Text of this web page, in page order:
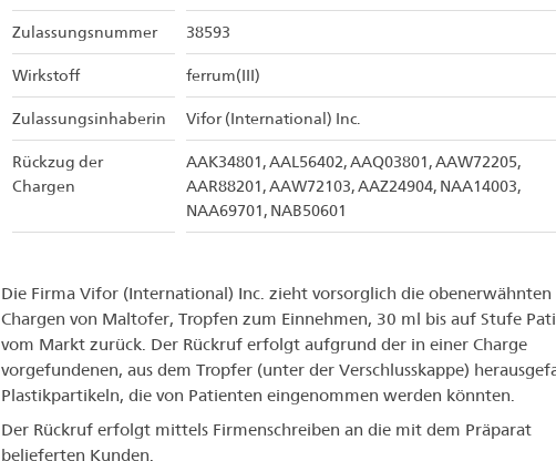
Zulassungsnummer 38593
Wirkstoff ferrum(III)
Zulassungsinhaberin Vifor (International) Inc.
Rückzug der
Chargen
AAK34801, AAL56402, AAQ03801, AAW72205,
AAR88201, AAW72103, AAZ24904, NAA14003,
NAA69701, NAB50601
Die Firma Vifor (International) Inc. zieht vorsorglich die obenerwähnten
Chargen von Maltofer, Tropfen zum Einnehmen, 30 ml bis auf Stufe
vom Markt zurück. Der Rückruf erfolgt aufgrund der in einer Charge
vorgefundenen, aus dem Tropfer (unter der Verschlusskappe)
Plastikpartikeln, die von Patienten eingenommen werden könnten.
Der Rückruf erfolgt mittels Firmenschreiben an die mit dem Präparat
belieferten Kunden.